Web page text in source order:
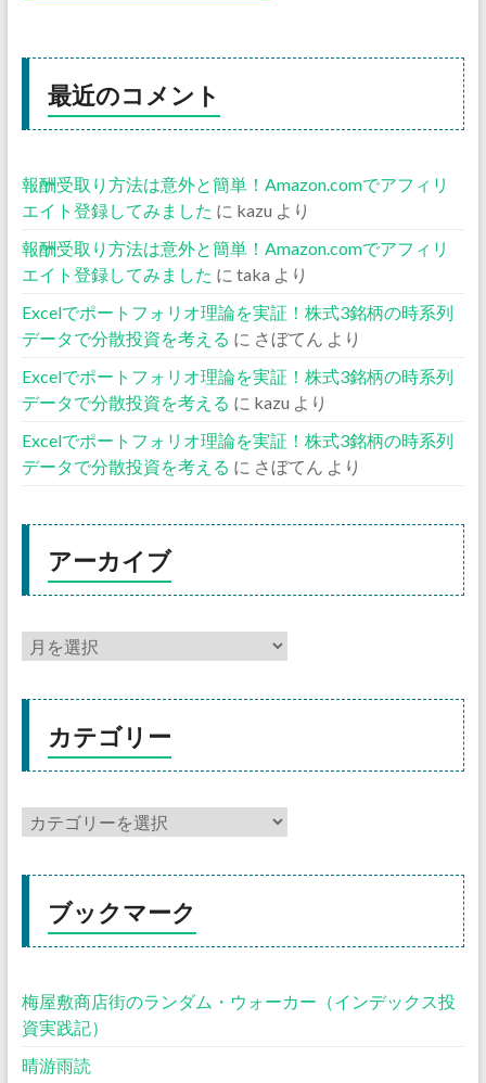
最近のコメント
報酬受取り方法は意外と簡単！Amazon.comでアフィリ
エイト登録してみました に kazu より
報酬受取り方法は意外と簡単！Amazon.comでアフィリ
エイト登録してみました に taka より
Excelでポートフォリオ理論を実証！株式3銘柄の時系列
データで分散投資を考える に さぼてん より
Excelでポートフォリオ理論を実証！株式3銘柄の時系列
データで分散投資を考える に kazu より
Excelでポートフォリオ理論を実証！株式3銘柄の時系列
データで分散投資を考える に さぼてん より
アーカイブ
カテゴリー
ブックマーク
梅屋敷商店街のランダム・ウォーカー（インデックス投
資実践記）
晴游雨読